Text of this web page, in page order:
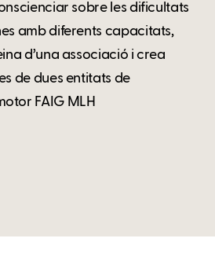
sobre les dificultats
amb diferents capacitats,
d’una associació i crea
de dues entitats de
FAIG MLH